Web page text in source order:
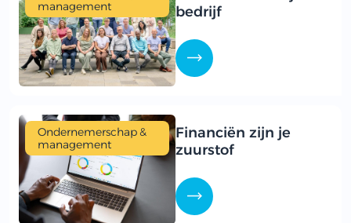
management
bedrijf
Ondernemerschap &
management
Financiën zijn je
zuurstof